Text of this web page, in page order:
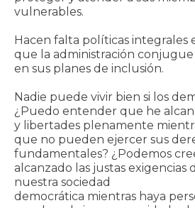
vulnerables.
Hacen falta políticas integrales
que la administración
en sus planes de inclusión.
Nadie puede vivir bien si los
¿Puedo entender que he
y libertades plenamente
que no pueden ejercer sus
fundamentales? ¿Podemos
alcanzado las justas exigencias
nuestra sociedad
democrática mientras haya